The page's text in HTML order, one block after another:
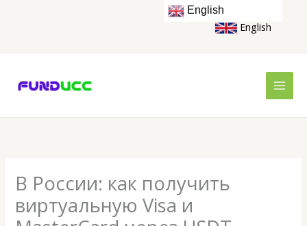
English
В России: как получить
виртуальную Visa и
English